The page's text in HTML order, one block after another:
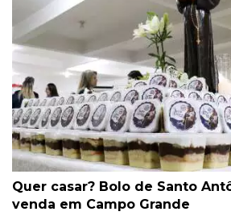
Quer casar? Bolo de Santo
venda em Campo Grande